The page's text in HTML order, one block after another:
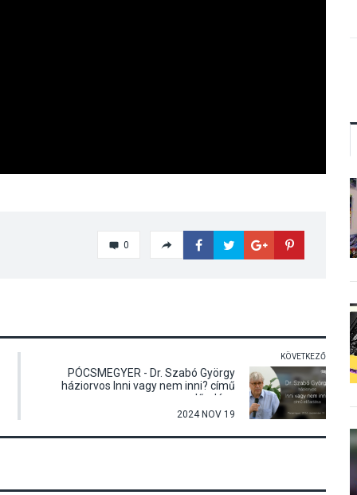
0
KÖVETKEZŐ
PÓCSMEGYER - Dr. Szabó György
háziorvos Inni vagy nem inni? című
előadása
2024 NOV 19